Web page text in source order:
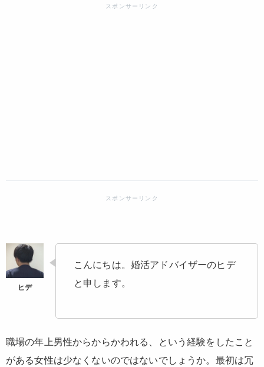
こんにちは。婚活アドバイザーのヒデ
と申します。
職場の年上男性からからかわれる、という経験をしたこと
がある女性は少なくないのではないでしょうか。最初は冗